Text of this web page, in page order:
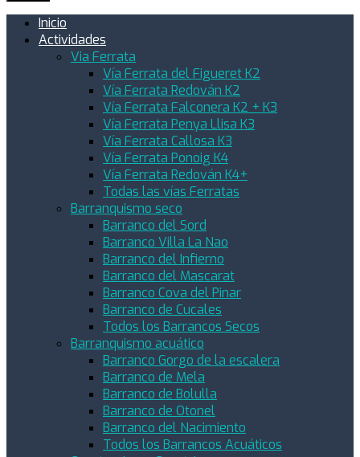
Inicio
Actividades
Via Ferrata
Vía Ferrata del Figueret K2
Vía Ferrata Redován K2
Vía Ferrata Falconera K2 + K3
Vía Ferrata Penya Llisa K3
Vía Ferrata Callosa K3
Vía Ferrata Ponoig K4
Vía Ferrata Redován K4+
Todas las vías Ferratas
Barranquismo seco
Barranco del Sord
Barranco Villa La Nao
Barranco del Infierno
Barranco del Mascarat
Barranco Cova del Pinar
Barranco de Cucales
Todos los Barrancos Secos
Barranquismo acuático
Barranco Gorgo de la escalera
Barranco de Mela
Barranco de Bolulla
Barranco de Otonel
Barranco del Nacimiento
Todos los Barrancos Acuáticos